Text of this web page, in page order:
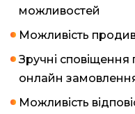
можливостей
Можливість
Зручні
онлайн
Можливість